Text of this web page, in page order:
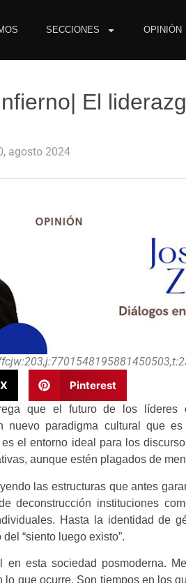
SECCIONES OPINIÓN
El
agosto 2024
X Pinterest
que el futuro de los líderes
nuevo paradigma cultural que
el entorno ideal para los
aunque estén plagados de
las estructuras que antes
deconstrucción instituciones
Hasta la identidad de
“siento luego existo”.
esta sociedad posmoderna.
que ocurre. Son tiempos en los